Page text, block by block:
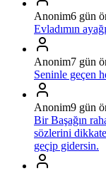
Anonim6 gün
Evladımın
Anonim7 gün
Seninle geçen
Anonim9 gün
Bir Başağın
sözlerini
geçip gidersin.